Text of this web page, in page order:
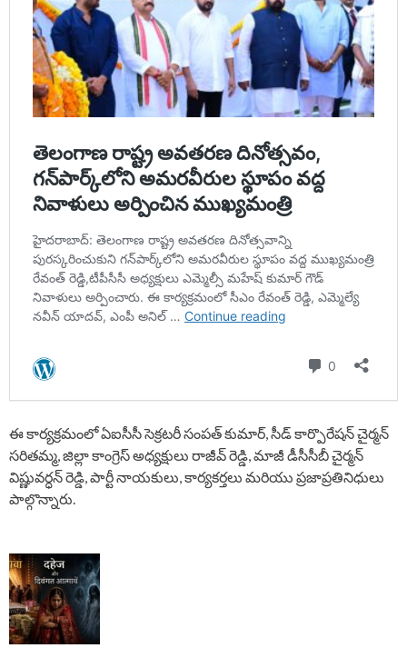
ఈ కార్యక్రమంలో ఏఐసీసీ సెక్రటరీ సంపత్ కుమార్, సీడ్ కార్పొరేషన్ చైర్మన్
సరితమ్మ, జిల్లా కాంగ్రెస్ అధ్యక్షులు రాజీవ్ రెడ్డి, మాజీ డీసీసీబీ చైర్మన్
విష్ణువర్ధన్ రెడ్డి, పార్టీ నాయకులు, కార్యకర్తలు మరియు ప్రజాప్రతినిధులు
పాల్గొన్నారు.
P
o
s